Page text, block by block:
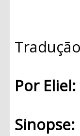
Por Eliel:
Sinopse: